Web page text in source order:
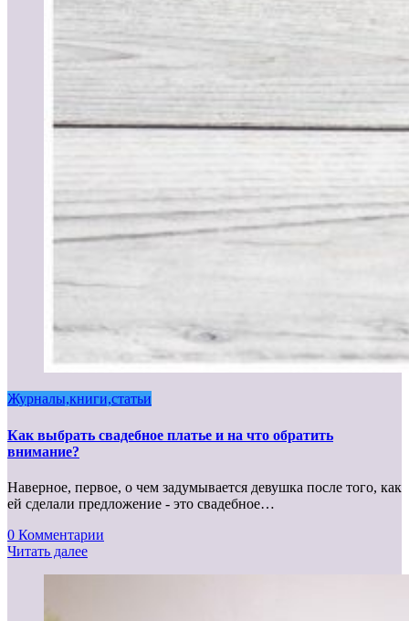
Журналы,книги,статьи
Как выбрать свадебное платье и на что обратить
внимание?
Наверное, первое, о чем задумывается девушка после того, как
ей сделали предложение - это свадебное…
0 Комментарии
Читать далее